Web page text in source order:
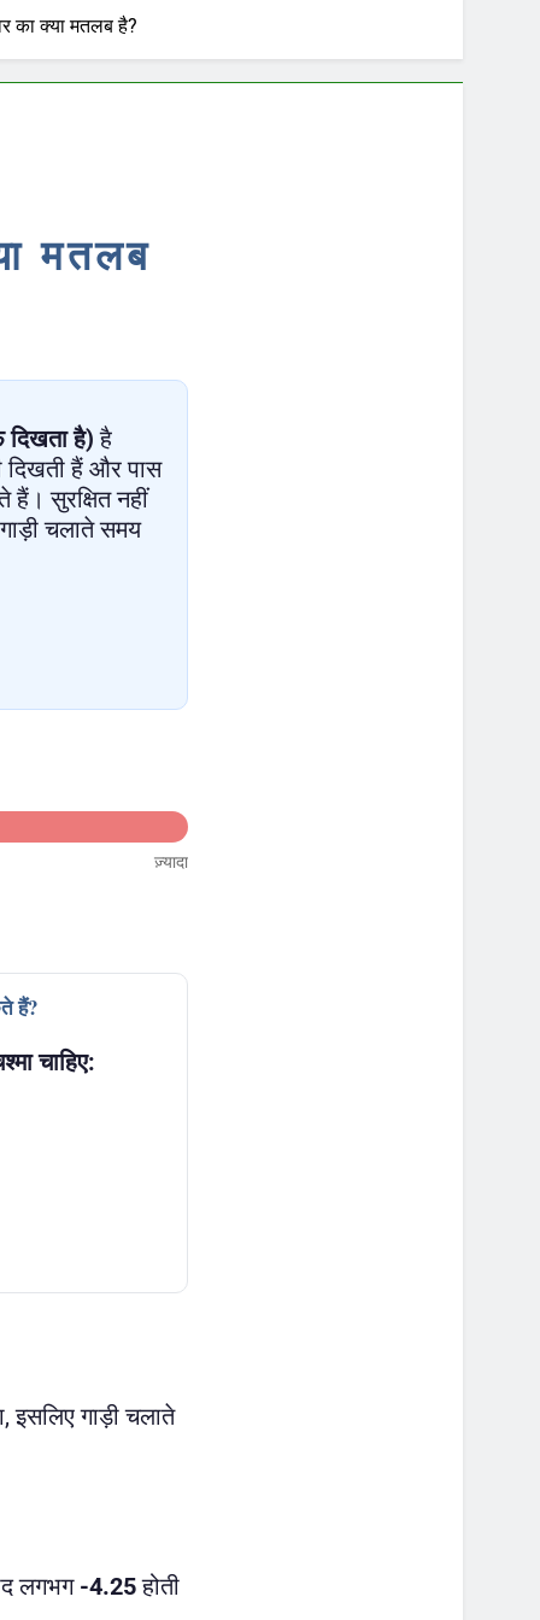
का क्या मतलब है?
मतलब
दिखता है) है
दिखती हैं और पास
सुरक्षित नहीं
चलाते समय
ज़्यादा
हैं?
चाहिए:
इसलिए गाड़ी चलाते
लगभग -4.25होती